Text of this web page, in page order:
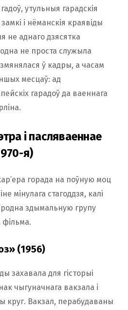
утульныя гарадскія
і нёманскія краявіды
не аднаго дзясятка
не проста служыла
ў кадры, а часам
месцаў: ад
гарадоў да ваеннага
і пасляваеннае
я)
горада на поўную моц
мінулага стагоддзя, калі
здымальную групу
фільма.
(1956)
захавала для гісторыі
чыгуначнага вакзала і
круг. Вакзал, перабудаваны